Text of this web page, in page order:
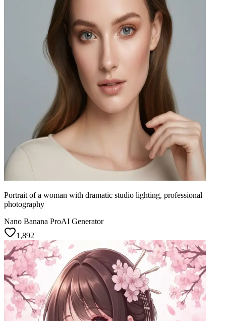
Portrait of a woman with dramatic studio lighting, professional
photography
Nano Banana ProAI Generator
1,892